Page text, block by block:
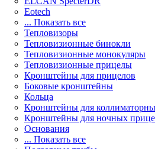
Eotech
... Показать все
Тепловизоры
Тепловизионные бинокли
Тепловизионные монокуляры
Тепловизионные прицелы
Кронштейны для прицелов
Боковые кронштейны
Кольца
Кронштейны для
Кронштейны для ночных
Основания
... Показать все